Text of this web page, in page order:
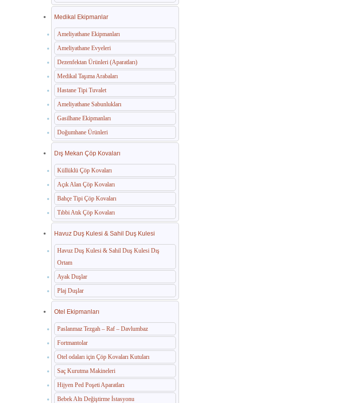
Medikal Ekipmanlar
Ameliyathane Ekipmanları
Ameliyathane Evyeleri
Dezenfektan Ürünleri (Aparatları)
Medikal Taşıma Arabaları
Hastane Tipi Tuvalet
Ameliyathane Sabunlukları
Gasilhane Ekipmanları
Doğumhane Ürünleri
Dış Mekan Çöp Kovaları
Küllüklü Çöp Kovaları
Açık Alan Çöp Kovaları
Bahçe Tipi Çöp Kovaları
Tıbbi Atık Çöp Kovaları
Havuz Duş Kulesi & Sahil Duş Kulesi
Havuz Duş Kulesi & Sahil Duş Kulesi Dış
Ortam
Ayak Duşlar
Plaj Duşlar
Otel Ekipmanları
Paslanmaz Tezgah – Raf – Davlumbaz
Fortmantolar
Otel odaları için Çöp Kovaları Kutuları
Saç Kurutma Makineleri
Hijyen Ped Poşeti Aparatları
Bebek Altı Değiştirme İstasyonu